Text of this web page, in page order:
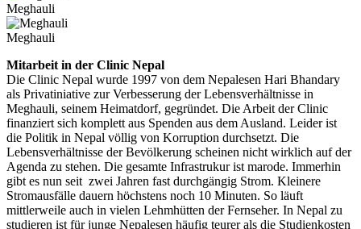
Meghauli
Meghauli
Mitarbeit in der Clinic Nepal
Die Clinic Nepal wurde 1997 von dem Nepalesen Hari Bhandary
als Privatiniative zur Verbesserung der Lebensverhältnisse in
Meghauli, seinem Heimatdorf, gegründet. Die Arbeit der Clinic
finanziert sich komplett aus Spenden aus dem Ausland. Leider ist
die Politik in Nepal völlig von Korruption durchsetzt. Die
Lebensverhältnisse der Bevölkerung scheinen nicht wirklich auf der
Agenda zu stehen. Die gesamte Infrastrukur ist marode. Immerhin
gibt es nun seit zwei Jahren fast durchgängig Strom. Kleinere
Stromausfälle dauern höchstens noch 10 Minuten. So läuft
mittlerweile auch in vielen Lehmhütten der Fernseher. In Nepal zu
studieren ist für junge Nepalesen häufig teurer als die Studienkosten